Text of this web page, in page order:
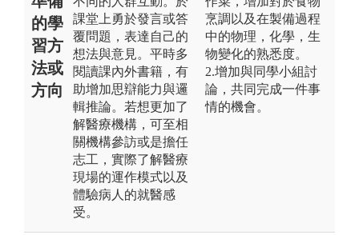
的學
習方
法或
方向
課堂上勇於發言或答
覆問題，表達自己的
想法與意見。平時多
閱讀課內外書籍，有
助增加思辯能力與邏
輯推論。若想更加了
解醫療機構，可至相
關機構參訪或是擔任
志工，實際了解醫療
現場的運作模式以及
體驗病人的就醫感
受。
烹調以及在製備過程
中的物理，化學，生
物變化的熟悉度。
2.增加與同學小組討
論，共同完成一件事
情的機會。